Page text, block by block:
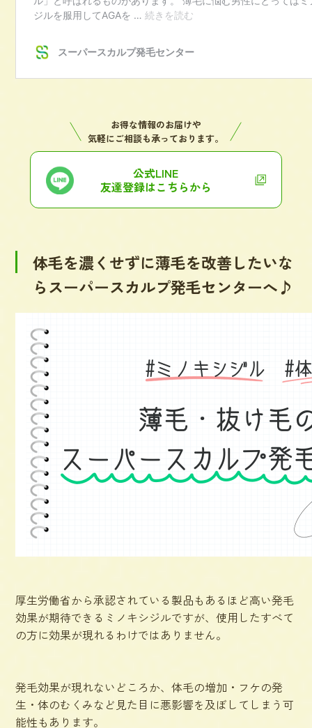
お得な情報のお届けや
気軽にご相談も承っております。
公式LINE
友達登録はこちらから
体毛を濃くせずに薄毛を改善したいな
らスーパースカルプ発毛センターへ♪
厚生労働省から承認されている製品もあるほど高い発毛
効果が期待できるミノキシジルですが、使用したすべて
の方に効果が現れるわけではありません。
発毛効果が現れないどころか、体毛の増加・フケの発
生・体のむくみなど見た目に悪影響を及ぼしてしまう可
能性もあります。